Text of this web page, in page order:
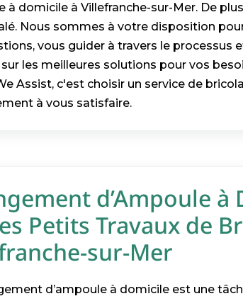
à domicile à Villefranche-sur-Mer. De
Nous sommes à votre disposition
vous guider à travers le processus
les meilleures solutions pour vos
Assist, c'est choisir un service de
à vous satisfaire.
d’Ampoule à
Petits Travaux de
sur-Mer
d’ampoule à domicile est une